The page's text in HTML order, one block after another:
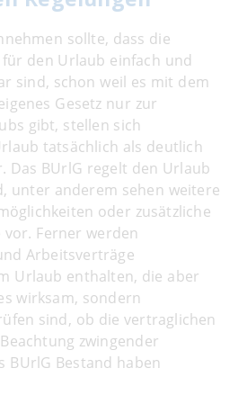
sollte, dass die
den Urlaub einfach und
sind, schon weil es mit dem
Gesetz nur zur
gibt, stellen sich
tatsächlich als deutlich
Das BUrlG regelt den Urlaub
unter anderem sehen weitere
oder zusätzliche
Ferner werden
Arbeitsverträge
Urlaub enthalten, die aber
wirksam, sondern
sind, ob die vertraglichen
zwingender
BUrlG Bestand haben